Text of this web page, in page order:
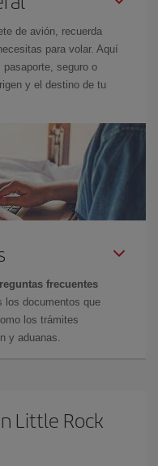
de avión, recuerda
para volar. Aquí
seguro o
y el destino de tu
frecuentes
los documentos que
los trámites
y aduanas.
Little Rock